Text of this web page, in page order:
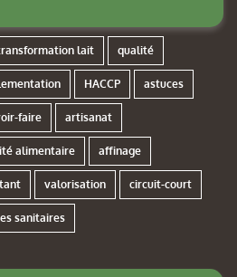
lait qualité
HACCP astuces
faire artisanat
alimentaire affinage
valorisation circuit-court
sanitaires